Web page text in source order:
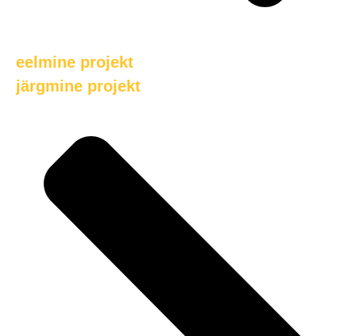
eelmine projekt
järgmine projekt